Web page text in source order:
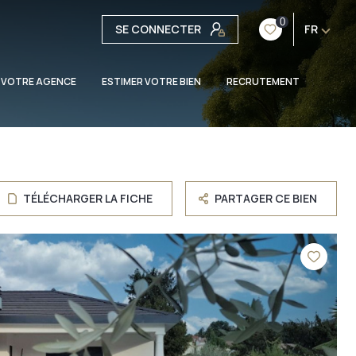
SE CONNECTER 0 FR
AGENCE ESTIMER VOTRE BIEN RECRUTEMENT
TÉLÉCHARGER LA FICHE PARTAGER CE BIEN